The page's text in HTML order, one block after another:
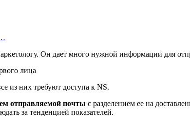
Он дает много нужной информации для
из них требуют доступа к NS.
отправляемой почты с разделением ее на
за тенденцией показателей.